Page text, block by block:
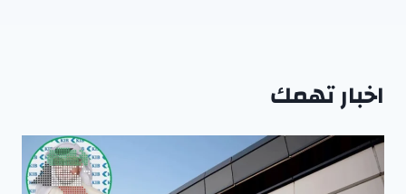
اخبار تهمك